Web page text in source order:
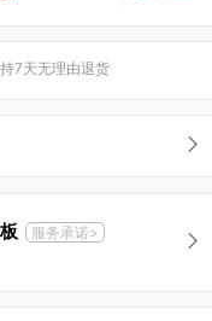
7天无理由退货
服务承诺>